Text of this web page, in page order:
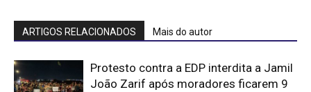
ARTIGOS RELACIONADOS Mais do autor
Protesto contra a EDP interdita a Jamil
João Zarif após moradores ficarem 9